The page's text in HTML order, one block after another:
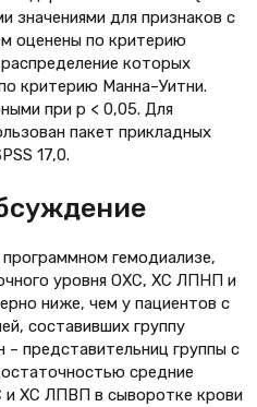
значениями для признаков с
оценены по критерию
которых
критерию Манна–Уитни.
при р < 0,05. Для
пакет прикладных
17,0.
гемодиализе,
уровня ОХС, ХС ЛПНП и
ниже, чем у пациентов с
составивших группу
представительниц группы с
средние
и ХС ЛПВП в сыворотке крови